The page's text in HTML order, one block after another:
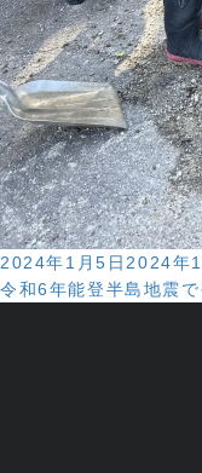
投
稿
2024年1月5日 2024年
投
令和6年能登半島地震